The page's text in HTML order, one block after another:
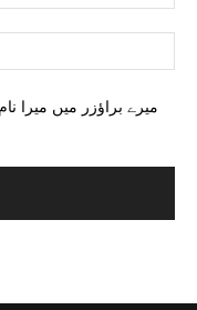
میرے براؤزر میں میرا